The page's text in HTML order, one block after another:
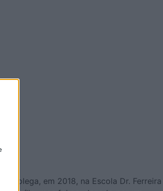
colega, em 2018, na Escola Dr. Ferreira